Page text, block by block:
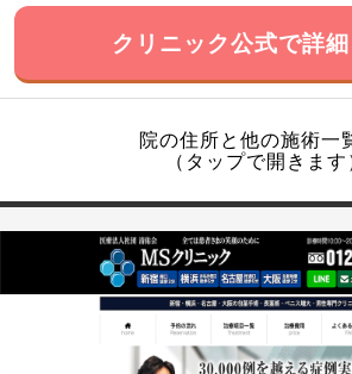
クリニック公式で詳
院の住所と他の施術一
（タップで開きます